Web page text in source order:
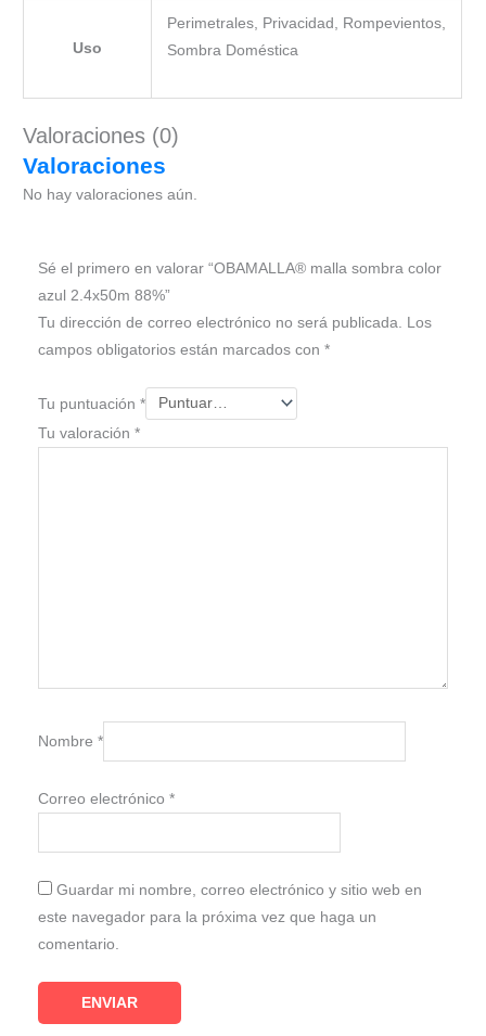
Uso
Perimetrales, Privacidad, Rompevientos,
Sombra Doméstica
Valoraciones (0)
Valoraciones
No hay valoraciones aún.
Sé el primero en valorar “OBAMALLA® malla sombra color
azul 2.4x50m 88%”
Tu dirección de correo electrónico no será publicada.
Los
campos obligatorios están marcados con *
Tu puntuación *
Tu valoración *
Nombre *
Correo electrónico *
Guardar mi nombre, correo electrónico y sitio web en
este navegador para la próxima vez que haga un
comentario.